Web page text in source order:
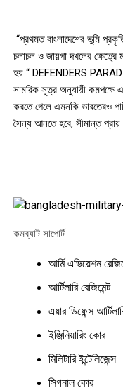
“প্রথমত বাংলাদেশের ভুমি
চলাচল ও জায়গা দখলের
হয় “ DEFENDERS
সামরিক সুত্র অনু্যায়ী কমপক্ষে
করতে গেলে এমনকি ভারতেরও
সৈন্য আনতে হবে, সীমান্ত প্রায়
কমব্যাট সাপোর্ট
আর্মি এভিয়েশন
আর্টিলারি রেজিমেন্ট
এয়ার ডিফেন্স
ইঞ্জিনিয়ারিং কোর
মিলিটারি ইন্টেলিজেন্স
সিগনাল কোর